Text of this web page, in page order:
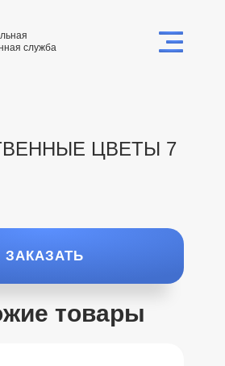
служба
ЦВЕТЫ 7
ЗАКАЗАТЬ
товары